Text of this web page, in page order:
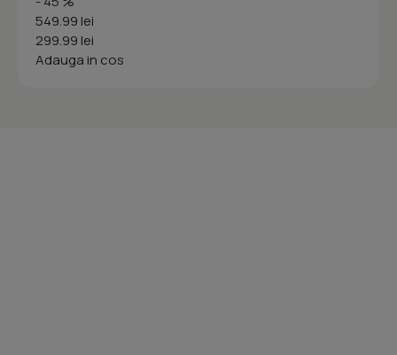
549.99 lei
299.99 lei
Adauga in cos